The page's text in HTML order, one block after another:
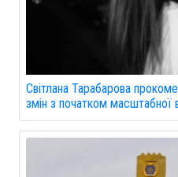
Світлана Тарабарова
змін з початком масштабної